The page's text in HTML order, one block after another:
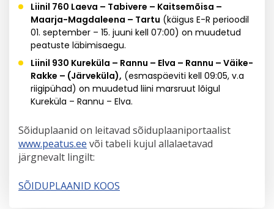
Liinil 760 Laeva – Tabivere – Kaitsemõisa –
Maarja-Magdaleena – Tartu (käigus E-R perioodil
01. september – 15. juuni kell 07:00) on muudetud
peatuste läbimisaegu.
Liinil 930 Kureküla – Rannu – Elva – Rannu – Väike-
Rakke – (Järveküla), (esmaspäeviti kell 09:05, v.a
riigipühad) on muudetud liini marsruut lõigul
Kureküla – Rannu – Elva.
Sõiduplaanid on leitavad sõiduplaaniportaalist
www.peatus.ee või tabeli kujul allalaetavad
järgnevalt lingilt:
SÕIDUPLAANID KOOS